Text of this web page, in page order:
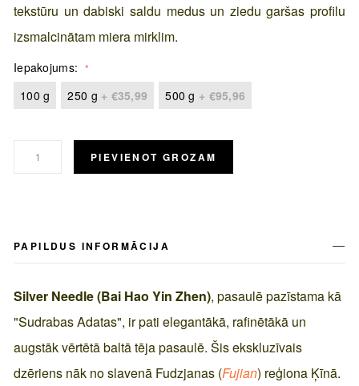
tekstūru un dabiski saldu medus un ziedu garšas profilu
izsmalcinātam miera mirklim.
Iepakojums
100 g
250 g + €35,99 500 g + €95,96
PIEVIENOT GROZAM
PAPILDUS INFORMĀCIJA
Silver Needle (Bai Hao Yin Zhen), pasaulē pazīstama kā
"Sudrabas Adatas", ir pati elegantākā, rafinētākā un
augstāk vērtētā baltā tēja pasaulē. Šis ekskluzīvais
dzēriens nāk no slavenā Fudzjanas (Fujian) reģiona Ķīnā.